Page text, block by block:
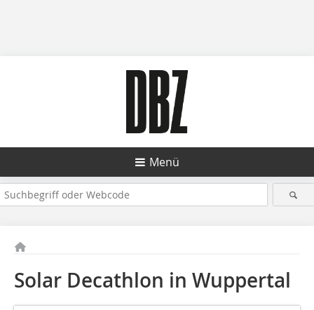
Menü
Solar Decathlon in Wuppertal